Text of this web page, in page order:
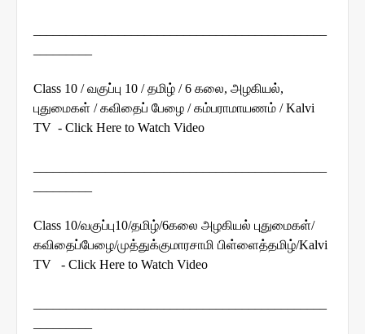
Class 10 / வகுப்பு 10 / தமிழ் / 6 கலை, அழகியல்,
புதுமைகள் / கவிதைப் பேழை / கம்பராமாயணம் / Kalvi
TV - Click Here to Watch Video
Class 10/வகுப்பு10/தமிழ்/6கலை அழகியல் புதுமைகள்/
கவிதைப்பேழை/முத்துக்குமாரசாமி பிள்ளைத்தமிழ்/Kalvi
TV - Click Here to Watch Video